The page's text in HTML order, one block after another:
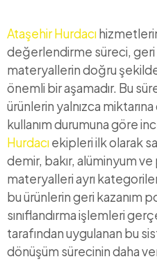
Ataşehir Hurdacı
değerlendirme süreci, geri
materyallerin doğru
önemli bir aşamadır. Bu
ürünlerin yalnızca
kullanım durumuna göre
Hurdacıekipleri ilk olarak
demir, bakır, alüminyum
materyalleri ayrı
bu ürünlerin geri kazanım
sınıflandırma işlemleri
tarafından uygulanan bu
dönüşüm sürecinin daha